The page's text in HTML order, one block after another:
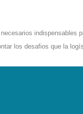
indispensables
los desafios que la